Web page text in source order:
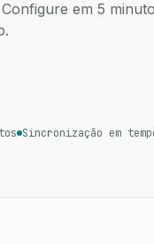
em 5
Sincronização em